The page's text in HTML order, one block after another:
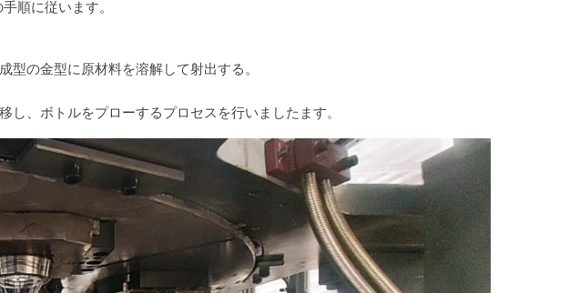
順に従います。
の金型に原材料を溶解して射出する。
、ボトルをプローするプロセスを行いましたます。